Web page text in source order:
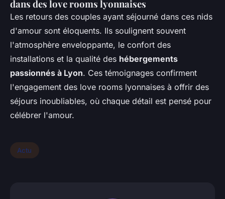
dans des love rooms lyonnaises
Les retours des couples ayant séjourné dans ces nids
d'amour sont éloquents. Ils soulignent souvent
l'atmosphère enveloppante, le confort des
installations et la qualité des hébergements
passionnés à Lyon. Ces témoignages confirment
l'engagement des love rooms lyonnaises à offrir des
séjours inoubliables, où chaque détail est pensé pour
célébrer l'amour.
Actu